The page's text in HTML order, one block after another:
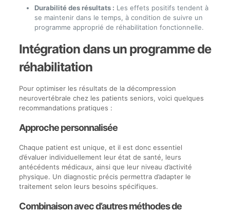
Durabilité des résultats : Les effets positifs tendent à
se maintenir dans le temps, à condition de suivre un
programme approprié de réhabilitation fonctionnelle.
Intégration dans un programme de
réhabilitation
Pour optimiser les résultats de la décompression
neurovertébrale chez les patients seniors, voici quelques
recommandations pratiques :
Approche personnalisée
Chaque patient est unique, et il est donc essentiel
d’évaluer individuellement leur état de santé, leurs
antécédents médicaux, ainsi que leur niveau d’activité
physique. Un diagnostic précis permettra d’adapter le
traitement selon leurs besoins spécifiques.
Combinaison avec d’autres méthodes de